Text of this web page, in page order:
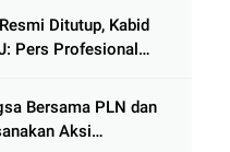
Ditutup, Kabid
Pers Profesional
Bersama PLN dan
Aksi